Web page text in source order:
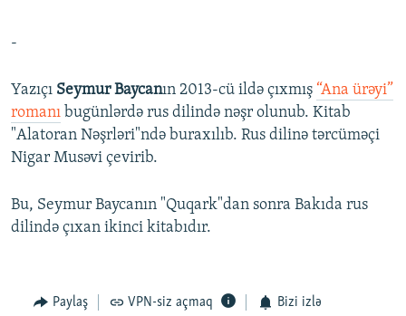
XƏBƏR BÜLLETENLƏRIMIZ
-
Yazıçı Seymur Baycanın 2013-cü ildə çıxmış “Ana ürəyi”
romanı bugünlərdə rus dilində nəşr olunub. Kitab
"Alatoran Nəşrləri"ndə buraxılıb. Rus dilinə tərcüməçi
Nigar Musəvi çevirib.
Bu, Seymur Baycanın "Quqark"dan sonra Bakıda rus
dilində çıxan ikinci kitabıdır.
Paylaş VPN-siz açmaq Bizi izlə